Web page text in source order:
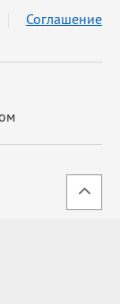
Соглашение